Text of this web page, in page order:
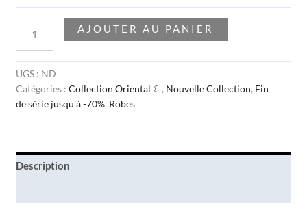
AJOUTER AU PANIER
UGS : ND
Catégories :Collection Oriental ☾ , Nouvelle Collection, Fin
de série jusqu'à -70%, Robes
Description